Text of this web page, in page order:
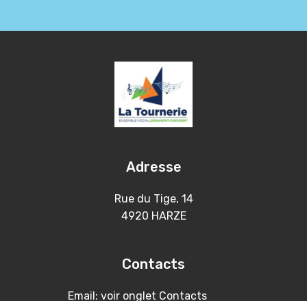
Adresse
Rue du Tige, 14
4920 HARZE
Contacts
Email: voir onglet Contacts